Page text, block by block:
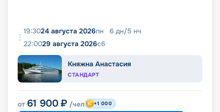
19:3024 августа 2026пн 6 дн/5 нч
22:0029 августа 2026сб
Княжна Анастасия
СТАНДАРТ
от 61 900 ₽ /чел +1 000